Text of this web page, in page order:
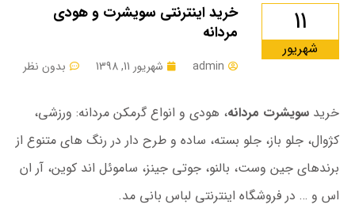
11
شهریور
خرید اینترنتی سویشرت و هودی
مردانه
admin شهریور 11, 1398 بدون نظر
خرید سویشرت مردانه، هودی و انواع گرمکن مردانه: ورزشی،
کژوال، جلو باز، جلو بسته، ساده و طرح دار در رنگ های متنوع از
برندهای جین وست، بالنو، جوتی جینز، ساموئل اند کوین، آر ان
اس و … در فروشگاه اینترنتی لباس بانی مد.